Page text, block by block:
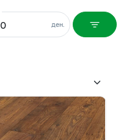
ден.